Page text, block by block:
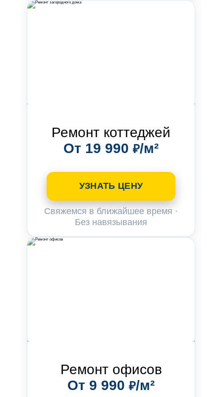
Ремонт коттеджей
От 19 990 ₽/м²
УЗНАТЬ ЦЕНУ
Свяжемся в ближайшее время ·
Без навязывания
Ремонт офисов
От 9 990 ₽/м²